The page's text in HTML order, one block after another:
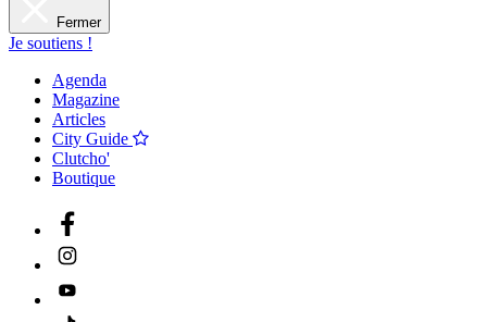
Fermer
Je soutiens !
Agenda
Magazine
Articles
City Guide
Clutcho'
Boutique